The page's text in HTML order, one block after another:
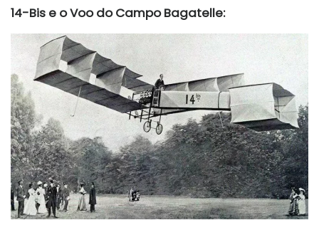
14-Bis e o Voo do Campo Bagatelle: